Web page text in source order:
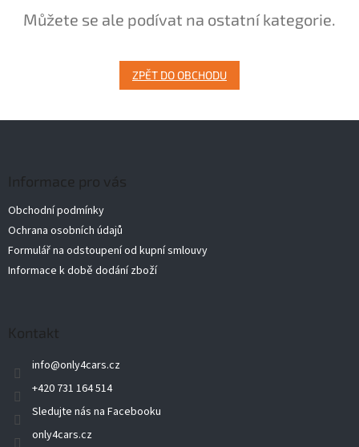
Můžete se ale podívat na ostatní kategorie.
ZPĚT DO OBCHODU
Informace pro vás
Obchodní podmínky
Ochrana osobních údajů
Formulář na odstoupení od kupní smlouvy
Informace k době dodání zboží
Kontakt
info@only4cars.cz
+420 731 164 514
Sledujte nás na Facebooku
only4cars.cz